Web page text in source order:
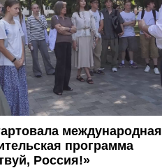
международная
программа
Россия!»